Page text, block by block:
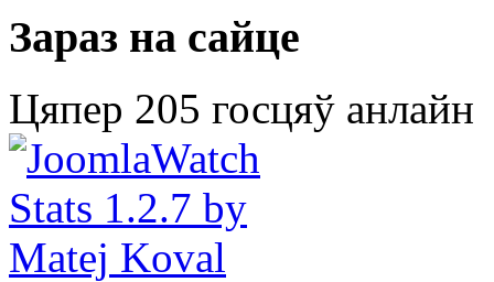
Зараз на сайце
Цяпер 205 госцяў анлайн